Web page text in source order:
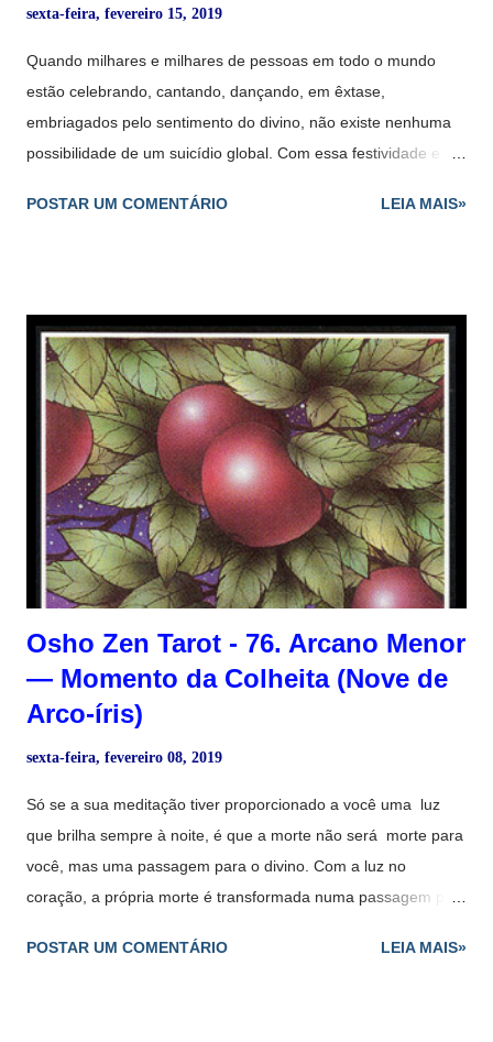
sexta-feira, fevereiro 15, 2019
Quando milhares e milhares de pessoas em todo o mundo
estão celebrando, cantando, dançando, em êxtase,
embriagados pelo sentimento do divino, não existe nenhuma
possibilidade de um suicídio global. Com essa festividade e
naturalidade e espontaneidade, como poderia acontecer
inteira participa com você. Somente na celebração
encontramos o que é fundamental, o que é eterno. Somente
na celebração ultrapassamos o círculo do nascimento e da
morte. Osho I Celebrate Myself, Cap. 4 Comentário : Aqui, a
humanidade é representada como um arco-íris de seres
dançando em volta da mandala da Terra, com pessoas de
mãos dadas e alegres, gratas pela dádiva da vida. Esta carta
representa um tempo de com...
POSTAR UM COMENTÁRIO LEIA MAIS»
Osho Zen Tarot - 76. Arcano Menor
― Momento da Colheita (Nove de
Arco-íris)
sexta-feira, fevereiro 08, 2019
Só se a sua meditação tiver proporcionado a você uma luz
que brilha sempre à noite, é que a morte não será morte para
você, mas uma passagem para o divino. Com a luz no
coração, a própria morte é transformada numa passagem pela
oceano. E a menos que você passe pela experiência
POSTAR UM COMENTÁRIO LEIA MAIS»